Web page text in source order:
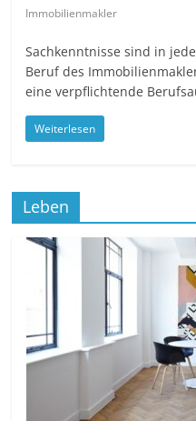
Immobilienmakler
Sachkenntnisse sind in
Beruf des
eine verpflichtende
Weiterlesen
Leben